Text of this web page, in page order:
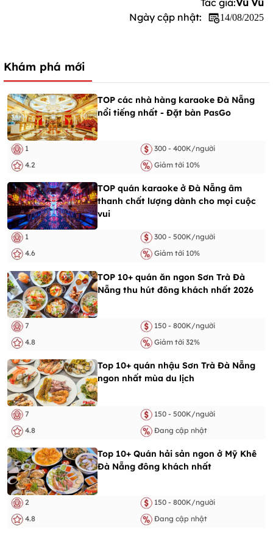
Tác giả:Vũ Vũ
Ngày cập nhật:
14/08/2025
Khám phá mới
TOP các nhà hàng karaoke Đà Nẵng
nổi tiếng nhất - Đặt bàn PasGo
1
300 - 400K/người
4.2
Giảm tới 10%
TOP quán karaoke ở Đà Nẵng âm
thanh chất lượng dành cho mọi cuộc
vui
1
300 - 500K/người
4.6
Giảm tới 10%
TOP 10+ quán ăn ngon Sơn Trà Đà
Nẵng thu hút đông khách nhất 2026
7
150 - 800K/người
4.8
Giảm tới 32%
Top 10+ quán nhậu Sơn Trà Đà Nẵng
ngon nhất mùa du lịch
7
150 - 500K/người
4.8
Đang cập nhật
Top 10+ Quán hải sản ngon ở Mỹ Khê
Đà Nẵng đông khách nhất
2
150 - 800K/người
4.8
Đang cập nhật